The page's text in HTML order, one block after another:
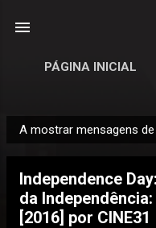
Avançar
PÁGINA INICIAL
A mostrar mensagens de
Independence
da
[2016] por CINE31